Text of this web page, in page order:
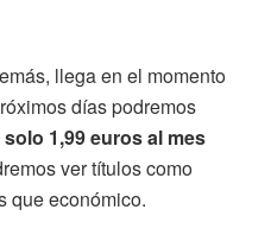
llega en el momento
días podremos
1,99 euros al mes
ver títulos como
que económico.